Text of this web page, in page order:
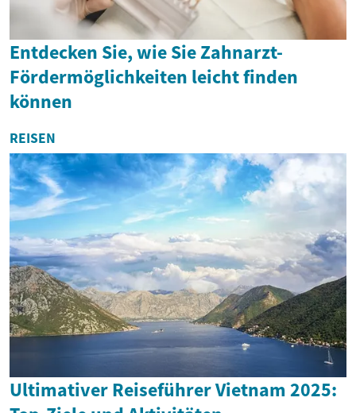
Entdecken Sie, wie Sie Zahnarzt-
Fördermöglichkeiten leicht finden
können
REISEN
Ultimativer Reiseführer Vietnam 2025: